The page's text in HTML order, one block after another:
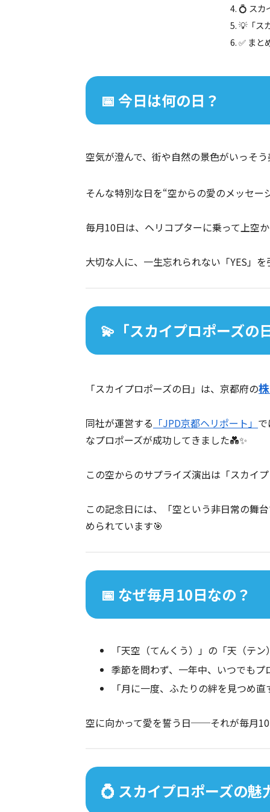
💍 スカ
💡「ス
✅ まと
📅 今日は何の日？
空気が澄んで、街や自然の景色がいっそ
そんな特別な日を“空からの愛のメッセー
毎月10日は、ヘリコプターに乗って上空
大切な人に、一生忘れられない「YES」
💫「スカイプロポーズの
「スカイプロポーズの日」は、京都府の
同社が運営する 「JPD京都ヘリポート」
なプロポーズが成功してきました💑✨
この空からのサプライズ演出は「スカイ
この記念日には、「空という非日常の舞
められています🎯
📅 なぜ毎月10日なの？
「天空（てんくう）」の「天（テ
季節を問わず、一年中、いつでも
「月に一度、ふたりの絆を見つめ
空に向かって愛を誓う日──それが毎月
💍 スカイプロポーズの魅